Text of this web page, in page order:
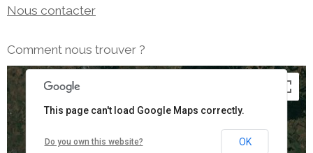
Nous contacter
Comment nous trouver ?
This page can't load Google Maps correctly.
Do you own this website? OK